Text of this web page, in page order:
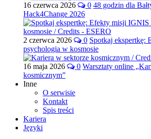
16 czerwca 2026 0 48 godzin dla
Hack4Change 2026
2 czerwca 2026 0 Spotkaj ekspertkę:
psychologia w kosmosie
16 maja 2026 0 Warsztaty online
kosmicznym”
Inne
O serwisie
Kontakt
Spis treści
Kariera
Języki